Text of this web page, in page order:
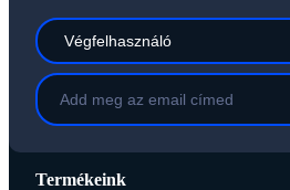
Termékeink